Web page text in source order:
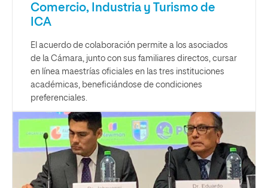
Comercio, Industria y Turismo de
ICA
El acuerdo de colaboración permite a los asociados
de la Cámara, junto con sus familiares directos, cursar
en línea maestrías oficiales en las tres instituciones
académicas, beneficiándose de condiciones
preferenciales.